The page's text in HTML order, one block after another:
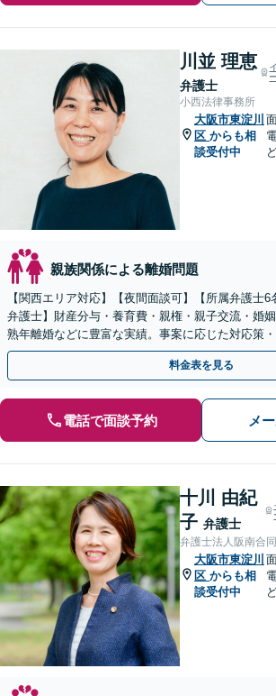
川並 理恵
弁護士
小西法律事務所
大阪市東淀川
区 からも相
談受付中
親族関係による離婚問題
【関西エリア対応】【夜間面談可】【所属弁護士
弁護士】財産分与・養育費・親権・親子交流・婚
熟年離婚などに豊富な実績。事案に応じた対応策
力で闘います。明るい人生の再スタートを！
料金表を見る
電話で面談予約 メ
十川 由紀
子 弁護士
弁護士法人阪南合
大阪市東淀川
区 からも相
談受付中